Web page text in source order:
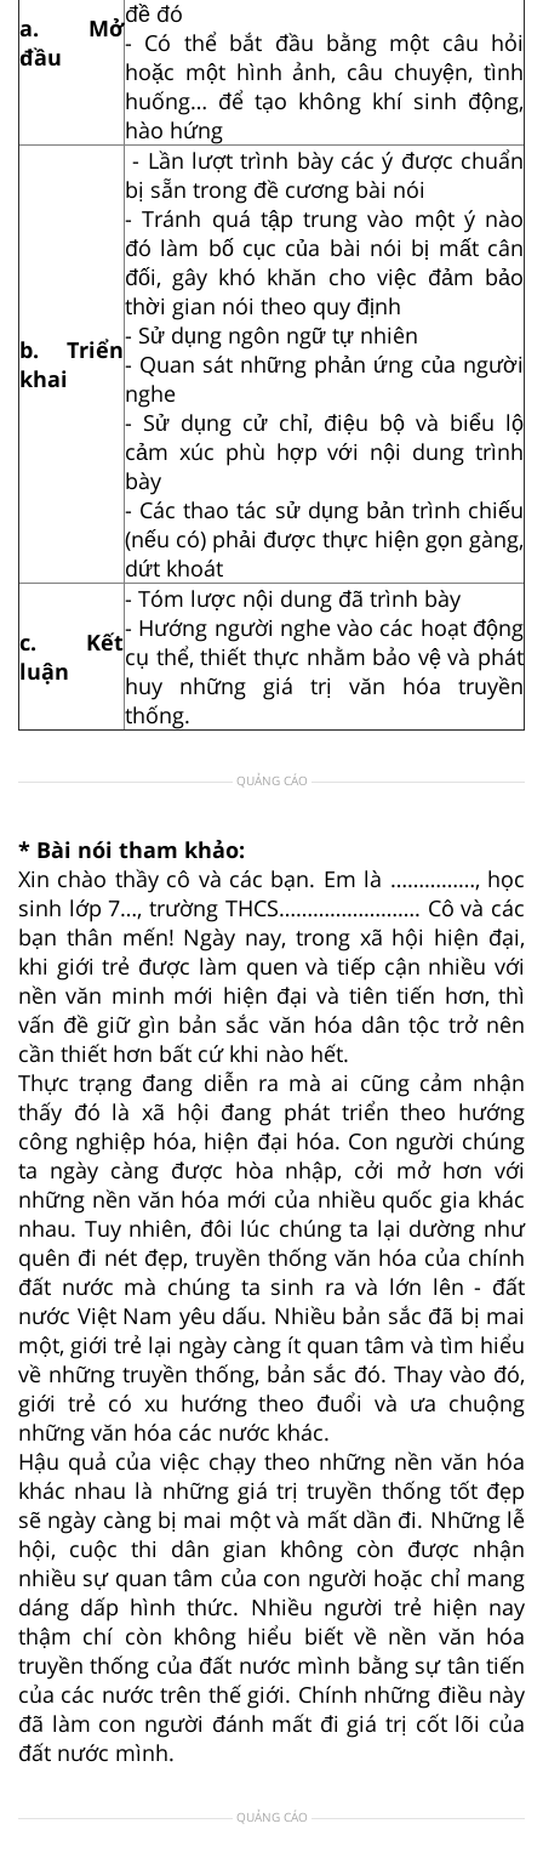
a. Mở
đầu
đề đó
- Có thể bắt đầu bằng một câu hỏi
hoặc một hình ảnh, câu chuyện, tình
huống… để tạo không khí sinh động,
hào hứng
b. Triển
khai
- Lần lượt trình bày các ý được chuẩn
bị sẵn trong đề cương bài nói
- Tránh quá tập trung vào một ý nào
đó làm bố cục của bài nói bị mất cân
đối, gây khó khăn cho việc đảm bảo
thời gian nói theo quy định
- Sử dụng ngôn ngữ tự nhiên
- Quan sát những phản ứng của người
nghe
- Sử dụng cử chỉ, điệu bộ và biểu lộ
cảm xúc phù hợp với nội dung trình
bày
- Các thao tác sử dụng bản trình chiếu
(nếu có) phải được thực hiện gọn gàng,
dứt khoát
c. Kết
luận
- Tóm lược nội dung đã trình bày
- Hướng người nghe vào các hoạt động
cụ thể, thiết thực nhằm bảo vệ và phát
huy những giá trị văn hóa truyền
thống.
QUẢNG CÁO
* Bài nói tham khảo:
Xin chào thầy cô và các bạn. Em là ……………, học
sinh lớp 7…, trường THCS……………………. Cô và các
bạn thân mến! Ngày nay, trong xã hội hiện đại,
khi giới trẻ được làm quen và tiếp cận nhiều với
nền văn minh mới hiện đại và tiên tiến hơn, thì
vấn đề giữ gìn bản sắc văn hóa dân tộc trở nên
cần thiết hơn bất cứ khi nào hết.
Thực trạng đang diễn ra mà ai cũng cảm nhận
thấy đó là xã hội đang phát triển theo hướng
công nghiệp hóa, hiện đại hóa. Con người chúng
ta ngày càng được hòa nhập, cởi mở hơn với
những nền văn hóa mới của nhiều quốc gia khác
nhau. Tuy nhiên, đôi lúc chúng ta lại dường như
quên đi nét đẹp, truyền thống văn hóa của chính
đất nước mà chúng ta sinh ra và lớn lên - đất
nước Việt Nam yêu dấu. Nhiều bản sắc đã bị mai
một, giới trẻ lại ngày càng ít quan tâm và tìm hiểu
về những truyền thống, bản sắc đó. Thay vào đó,
giới trẻ có xu hướng theo đuổi và ưa chuộng
những văn hóa các nước khác.
Hậu quả của việc chạy theo những nền văn hóa
khác nhau là những giá trị truyền thống tốt đẹp
sẽ ngày càng bị mai một và mất dần đi. Những lễ
hội, cuộc thi dân gian không còn được nhận
nhiều sự quan tâm của con người hoặc chỉ mang
dáng dấp hình thức. Nhiều người trẻ hiện nay
thậm chí còn không hiểu biết về nền văn hóa
truyền thống của đất nước mình bằng sự tân tiến
của các nước trên thế giới. Chính những điều này
đã làm con người đánh mất đi giá trị cốt lõi của
đất nước mình.
QUẢNG CÁO